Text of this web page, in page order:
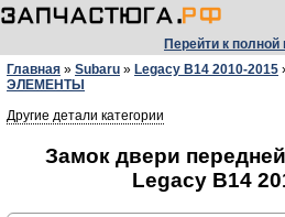
Перейти к полной
Главная » Subaru » Legacy B14 2010-2015
ЭЛЕМЕНТЫ
Другие детали категории
Замок двери
Legacy B14